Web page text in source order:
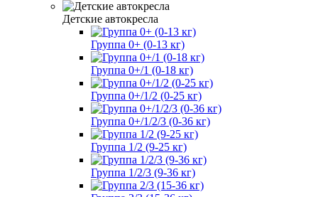
Детские автокресла
Группа 0+ (0-13 кг)
Группа 0+/1 (0-18 кг)
Группа 0+/1/2 (0-25 кг)
Группа 0+/1/2/3 (0-36 кг)
Группа 1/2 (9-25 кг)
Группа 1/2/3 (9-36 кг)